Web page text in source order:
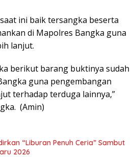
ini baik tersangka beserta
di Mapolres Bangka guna
lanjut.
berikut barang buktinya sudah
guna pengembangan
terhadap terduga lainnya,”
(Amin)
“Liburan Penuh Ceria” Sambut
2026